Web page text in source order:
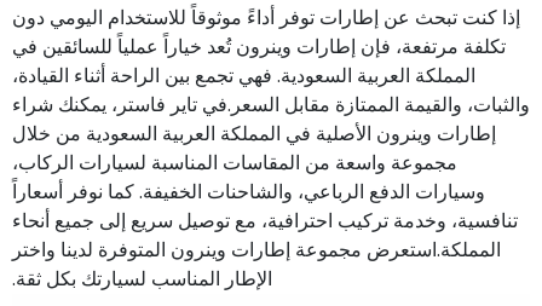
إذا كنت تبحث عن إطارات توفر أداءً موثوقاً للاستخدام اليومي دون
تكلفة مرتفعة، فإن إطارات وينرون تُعد خياراً عملياً للسائقين في
المملكة العربية السعودية. فهي تجمع بين الراحة أثناء القيادة،
والثبات، والقيمة الممتازة مقابل السعر.في تاير فاستر، يمكنك شراء
إطارات وينرون الأصلية في المملكة العربية السعودية من خلال
مجموعة واسعة من المقاسات المناسبة لسيارات الركاب،
وسيارات الدفع الرباعي، والشاحنات الخفيفة. كما نوفر أسعاراً
تنافسية، وخدمة تركيب احترافية، مع توصيل سريع إلى جميع أنحاء
المملكة.استعرض مجموعة إطارات وينرون المتوفرة لدينا واختر
الإطار المناسب لسيارتك بكل ثقة.